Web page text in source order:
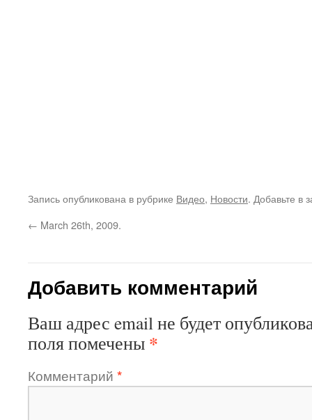
Запись опубликована в рубрике Видео, Новости. Добавьте в
← March 26th, 2009.
Добавить комментарий
Ваш адрес email не будет
поля помечены *
Комментарий *